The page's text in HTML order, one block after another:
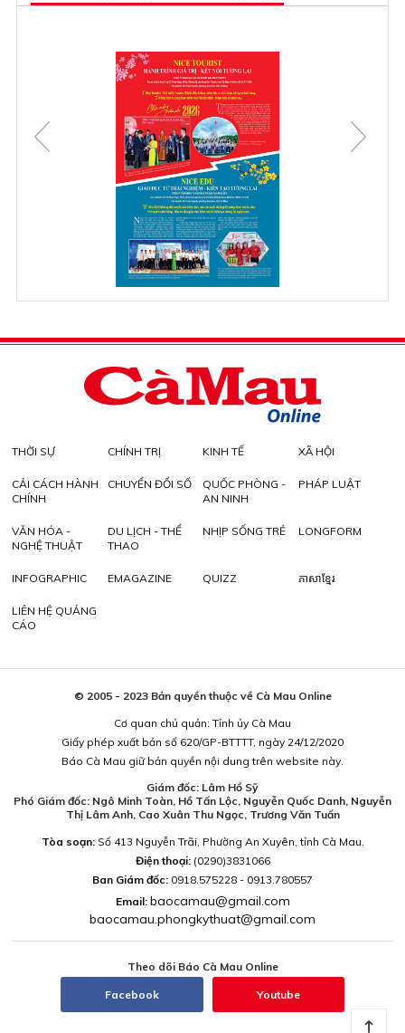
THỜI SỰ CHÍNH TRỊ KINH TẾ XÃ HỘI
CẢI CÁCH HÀNH
CHÍNH
CHUYỂN ĐỔI SỐ
QUỐC PHÒNG -
AN NINH
PHÁP LUẬT
VĂN HÓA -
NGHỆ THUẬT
DU LỊCH - THỂ
THAO
NHỊP SỐNG TRẺ LONGFORM
INFOGRAPHIC EMAGAZINE QUIZZ ភាសាខ្មែរ
LIÊN HỆ QUẢNG
CÁO
© 2005 - 2023 Bản quyền thuộc về Cà Mau Online
Cơ quan chủ quản: Tỉnh ủy Cà Mau
Giấy phép xuất bản số 620/GP-BTTTT, ngày 24/12/2020
Báo Cà Mau giữ bản quyền nội dung trên website này.
Giám đốc: Lâm Hồ Sỹ
Phó Giám đốc: Ngô Minh Toàn, Hồ Tấn Lộc, Nguyễn Quốc Danh, Nguyễn
Thị Lâm Anh, Cao Xuân Thu Ngọc, Trương Văn Tuấn
Tòa soạn:Số 413 Nguyễn Trãi, Phường An Xuyên, tỉnh Cà Mau.
Điện thoại: (0290)3831066
Ban Giám đốc: 0918.575228 - 0913.780557
Email: baocamau@gmail.com
baocamau.phongkythuat@gmail.com
Theo dõi Báo Cà Mau Online
Facebook Youtube